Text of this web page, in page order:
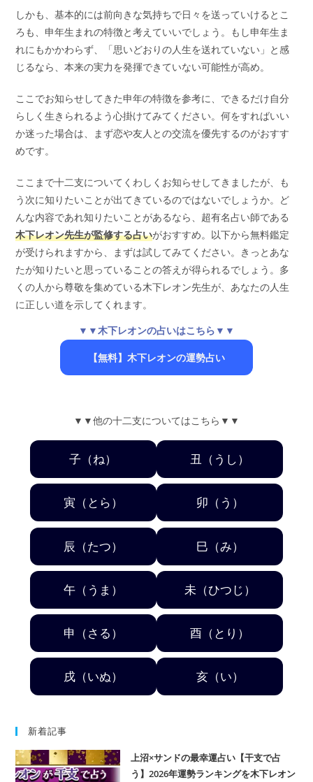
しかも、基本的には前向きな気持ちで日々を送っていけるとこ
ろも、申年生まれの特徴と考えていいでしょう。もし申年生ま
れにもかかわらず、「思いどおりの人生を送れていない」と感
じるなら、本来の実力を発揮できていない可能性が高め。
ここでお知らせしてきた申年の特徴を参考に、できるだけ自分
らしく生きられるよう心掛けてみてください。何をすればいい
か迷った場合は、まず恋や友人との交流を優先するのがおすす
めです。
ここまで十二支についてくわしくお知らせしてきましたが、も
う次に知りたいことが出てきているのではないでしょうか。ど
んな内容であれ知りたいことがあるなら、超有名占い師である
木下レオン先生が監修する占いがおすすめ。以下から無料鑑定
が受けられますから、まずは試してみてください。きっとあな
たが知りたいと思っていることの答えが得られるでしょう。多
くの人から尊敬を集めている木下レオン先生が、あなたの人生
に正しい道を示してくれます。
▼▼木下レオンの占いはこちら▼▼
【無料】木下レオンの運勢占い
▼▼他の十二支についてはこちら▼▼
子（ね） 丑（うし）
寅（とら） 卯（う）
辰（たつ） 巳（み）
午（うま） 未（ひつじ）
申（さる） 酉（とり）
戌（いぬ） 亥（い）
新着記事
上沼×サンドの最幸運占い【干支で占
う】2026年運勢ランキングを木下レオン